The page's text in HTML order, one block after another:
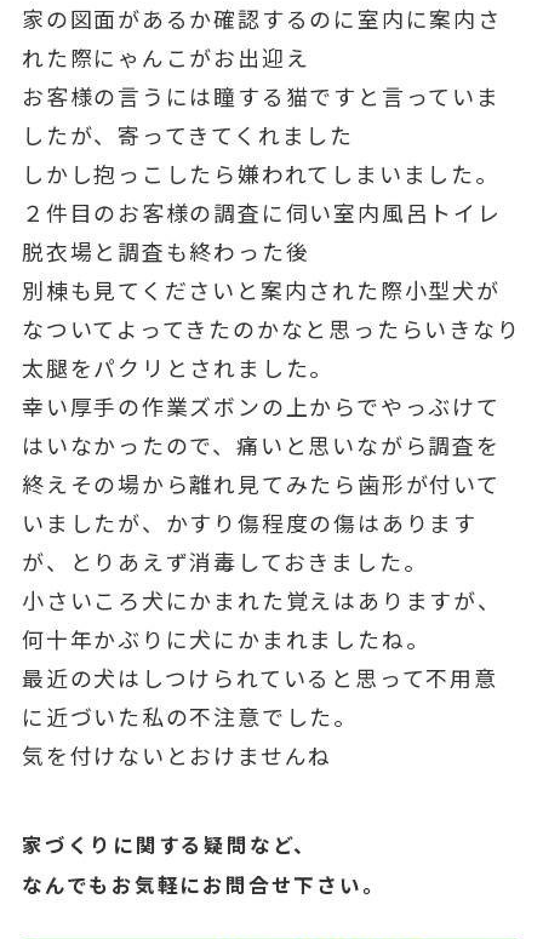
家の図面があるか確認するのに室内に案内さ
れた際にゃんこがお出迎え
お客様の言うには瞳する猫ですと言っていま
したが、寄ってきてくれました
しかし抱っこしたら嫌われてしまいました。
２件目のお客様の調査に伺い室内風呂トイレ
脱衣場と調査も終わった後
別棟も見てくださいと案内された際小型犬が
なついてよってきたのかなと思ったらいきなり
太腿をパクリとされました。
幸い厚手の作業ズボンの上からでやっぶけて
はいなかったので、痛いと思いながら調査を
終えその場から離れ見てみたら歯形が付いて
いましたが、かすり傷程度の傷はあります
が、とりあえず消毒しておきました。
小さいころ犬にかまれた覚えはありますが、
何十年かぶりに犬にかまれましたね。
最近の犬はしつけられていると思って不用意
に近づいた私の不注意でした。
気を付けないとおけませんね
家づくりに関する疑問など、
なんでもお気軽にお問合せ下さい。